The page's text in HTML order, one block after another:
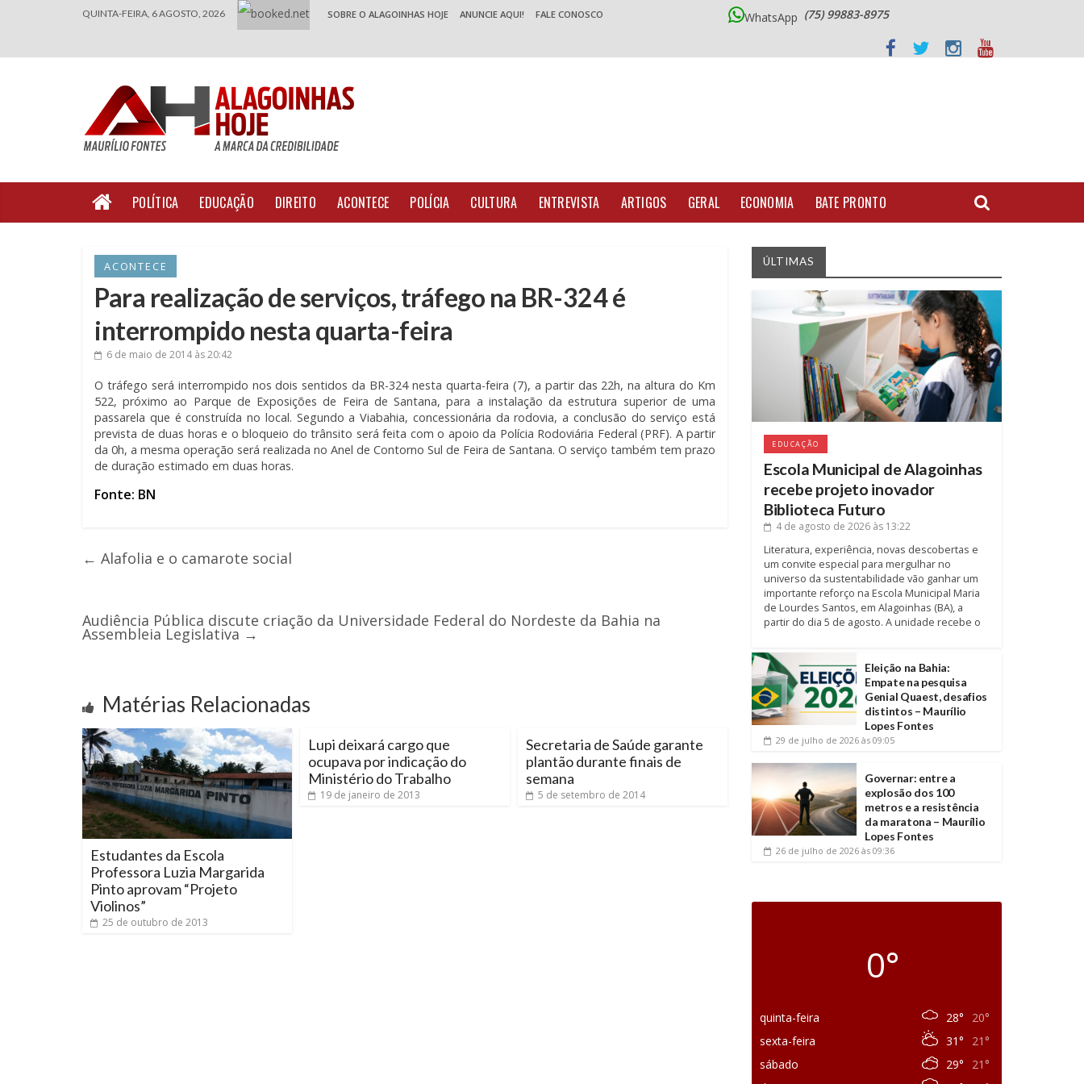
QUINTA-FEIRA, 6 AGOSTO, 2026 SOBRE O ALAGOINHAS HOJE ANUNCIE AQUI! FALE CONOSCO WhatsApp (75) 99883-8975
POLÍTICA EDUCAÇÃO DIREITO ACONTECE POLÍCIA CULTURA ENTREVISTA ARTIGOS GERAL ECONOMIA BATE PRONTO
ACONTECE
Para realização de serviços, tráfego na BR-324 é
interrompido nesta quarta-feira
6 de maio de 2014às 20:42
O tráfego será interrompido nos dois sentidos da BR-324 nesta quarta-feira (7), a partir das 22h, na altura do Km
522, próximo ao Parque de Exposições de Feira de Santana, para a instalação da estrutura superior de uma
passarela que é construída no local. Segundo a Viabahia, concessionária da rodovia, a conclusão do serviço está
prevista de duas horas e o bloqueio do trânsito será feita com o apoio da Polícia Rodoviária Federal (PRF). A partir
da 0h, a mesma operação será realizada no Anel de Contorno Sul de Feira de Santana. O serviço também tem prazo
de duração estimado em duas horas.
Fonte: BN
← Alafolia e o camarote social
Audiência Pública discute criação da Universidade Federal do Nordeste da Bahia na
Assembleia Legislativa →
Matérias Relacionadas
Estudantes da Escola
Professora Luzia Margarida
Pinto aprovam “Projeto
Violinos”
25 de outubro de 2013
Lupi deixará cargo que
ocupava por indicação do
Ministério do Trabalho
19 de janeiro de 2013
Secretaria de Saúde garante
plantão durante finais de
semana
5 de setembro de 2014
ÚLTIMAS
EDUCAÇÃO
Escola Municipal de Alagoinhas
recebe projeto inovador
Biblioteca Futuro
4 de agosto de 2026 às 13:22
Literatura, experiência, novas descobertas e
um convite especial para mergulhar no
universo da sustentabilidade vão ganhar um
importante reforço na Escola Municipal Maria
de Lourdes Santos, em Alagoinhas (BA), a
partir do dia 5 de agosto. A unidade recebe o
Eleição na Bahia:
Empate na pesquisa
Genial Quaest, desafios
distintos – Maurílio
Lopes Fontes
29 de julho de 2026 às 09:05
Governar: entre a
explosão dos 100
metros e a resistência
da maratona – Maurílio
Lopes Fontes
26 de julho de 2026 às 09:36
0°
quinta-feira 28°
20°
sexta-feira
31°
21°
sábado
29°
21°